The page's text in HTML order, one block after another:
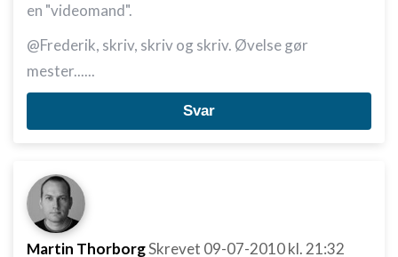
en "videomand".
@Frederik, skriv, skriv og skriv. Øvelse gør
mester......
Svar
Martin ThorborgSkrevet 09-07-2010kl. 21:32
Bruge begrænsede oplysninger til at vælge
Oprette profiler til tilpasset annoncering
Bruge profiler til at vælge tilpasset
Bruge profiler til at vælge tilpasset indhold
Måle annonceringseffektivitet